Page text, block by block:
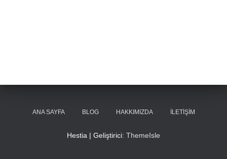
ANA SAYFA BLOG HAKKIMIZDA İLETIŞIM
Hestia | Geliştirici: ThemeIsle